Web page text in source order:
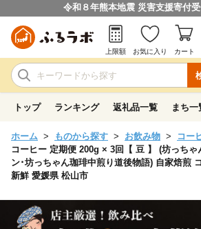
令和８年熊本地震 災害支援寄付
上限額 お気に入り カート
トップ ランキング 返礼品一覧 まち一
ホーム ものから探す お飲み物
コー
コーヒー 定期便 200g × 3回【 豆 】 (坊っちゃ
ン･坊っちゃん珈琲中煎り道後物語) 自家焙煎
新鮮 愛媛県 松山市